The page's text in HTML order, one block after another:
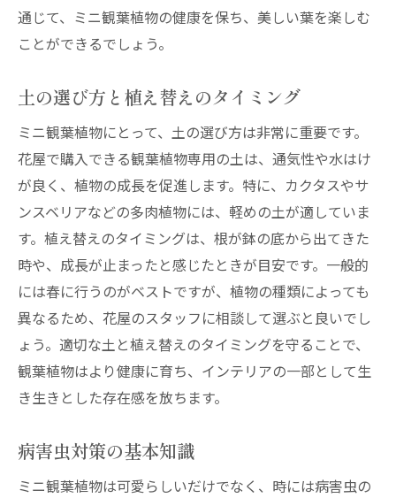
通じて、ミニ観葉植物の健康を保ち、美しい葉を楽しむ
ことができるでしょう。
土の選び方と植え替えのタイミング
ミニ観葉植物にとって、土の選び方は非常に重要です。
花屋で購入できる観葉植物専用の土は、通気性や水はけ
が良く、植物の成長を促進します。特に、カクタスやサ
ンスベリアなどの多肉植物には、軽めの土が適していま
す。植え替えのタイミングは、根が鉢の底から出てきた
時や、成長が止まったと感じたときが目安です。一般的
には春に行うのがベストですが、植物の種類によっても
異なるため、花屋のスタッフに相談して選ぶと良いでし
ょう。適切な土と植え替えのタイミングを守ることで、
観葉植物はより健康に育ち、インテリアの一部として生
き生きとした存在感を放ちます。
病害虫対策の基本知識
ミニ観葉植物は可愛らしいだけでなく、時には病害虫の